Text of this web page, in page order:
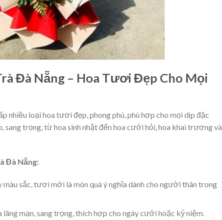
Đà Nẵng – Hoa Tươi Đẹp Cho Mọi
nhiều loại hoa tươi đẹp, phong phú, phù hợp cho mọi dịp đặc
sang trọng, từ hoa sinh nhật đến hoa cưới hỏi, hoa khai trương và
Đà Nẵng:
màu sắc, tươi mới là món quà ý nghĩa dành cho người thân trong
lãng mạn, sang trọng, thích hợp cho ngày cưới hoặc kỷ niệm.